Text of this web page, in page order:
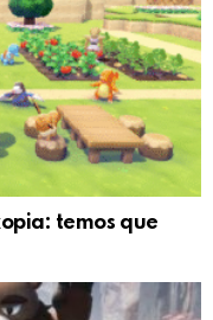
temos que